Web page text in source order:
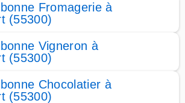
Fromagerie à
(55300)
Vigneron à
(55300)
Chocolatier à
(55300)